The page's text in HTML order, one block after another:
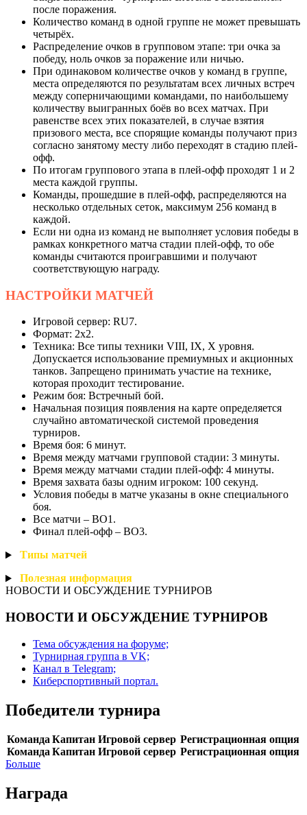
после поражения.
Количество команд в одной группе не может превышать
четырёх.
Распределение очков в групповом этапе: три очка за
победу, ноль очков за поражение или ничью.
При одинаковом количестве очков у команд в группе,
места определяются по результатам всех личных встреч
между соперничающими командами, по наибольшему
количеству выигранных боёв во всех матчах. При
равенстве всех этих показателей, в случае взятия
призового места, все спорящие команды получают приз
согласно занятому месту либо переходят в стадию плей-
офф.
По итогам группового этапа в плей-офф проходят 1 и 2
места каждой группы.
Команды, прошедшие в плей-офф, распределяются на
несколько отдельных сеток, максимум 256 команд в
каждой.
Если ни одна из команд не выполняет условия победы в
рамках конкретного матча стадии плей-офф, то обе
команды считаются проигравшими и получают
соответствующую награду.
НАСТРОЙКИ МАТЧЕЙ
Игровой сервер: RU7.
Формат: 2х2.
Техника: Все типы техники VIII, IX, X уровня.
Допускается использование премиумных и акционных
танков. Запрещено принимать участие на технике,
которая проходит тестирование.
Режим боя: Встречный бой.
Начальная позиция появления на карте определяется
случайно автоматической системой проведения
турниров.
Время боя: 6 минут.
Время между матчами групповой стадии: 3 минуты.
Время между матчами стадии плей-офф: 4 минуты.
Время захвата базы одним игроком: 100 секунд.
Условия победы в матче указаны в окне специального
боя.
Все матчи – BO1.
Финал плей-офф – BO3.
Типы матчей
Полезная информация
НОВОСТИ И ОБСУЖДЕНИЕ ТУРНИРОВ
НОВОСТИ И ОБСУЖДЕНИЕ ТУРНИРОВ
Тема обсуждения на форуме;
Турнирная группа в VK;
Канал в Telegram;
Киберспортивный портал.
Победители турнира
Команда
Команда
Капитан
Капитан
Игровой сервер
Игровой сервер
Регистрационная опция
Регистрационная опция
Больше
Награда